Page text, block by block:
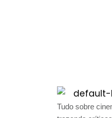
Tudo sobre